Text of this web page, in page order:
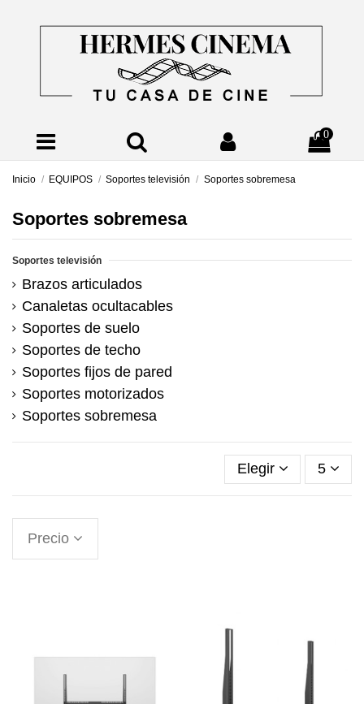
0
Inicio EQUIPOS Soportes televisión Soportes sobremesa
Soportes sobremesa
Soportes televisión
Brazos articulados
Canaletas ocultacables
Soportes de suelo
Soportes de techo
Soportes fijos de pared
Soportes motorizados
Soportes sobremesa
Elegir 5
Precio